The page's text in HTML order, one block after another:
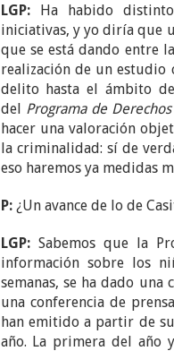
LGP:Ha habido
iniciativas, y yo diría que
que se está dando entre
realización de un estudio
delito hasta el ámbito
del Programa de
hacer una valoración
la criminalidad: sí de
eso haremos ya medidas
P: ¿Un avance de lo de
LGP:Sabemos que la
información sobre los
semanas, se ha dado una
una conferencia de
han emitido a partir de
año. La primera del año